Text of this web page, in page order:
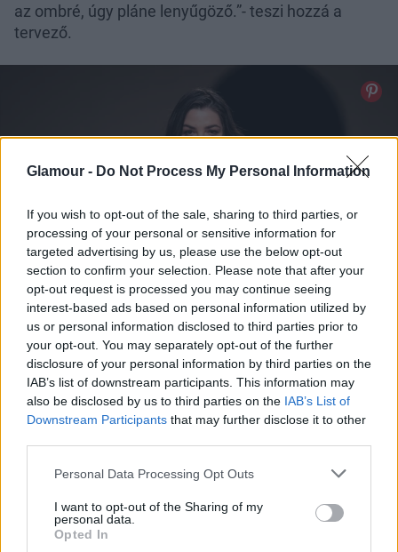
Glamour - Do Not Process My Personal Information
If you wish to opt-out of the sale, sharing to third parties, or
processing of your personal or sensitive information for
targeted advertising by us, please use the below opt-out
section to confirm your selection. Please note that after your
opt-out request is processed you may continue seeing
interest-based ads based on personal information utilized by
us or personal information disclosed to third parties prior to
your opt-out. You may separately opt-out of the further
disclosure of your personal information by third parties on the
IAB’s list of downstream participants. This information may
also be disclosed by us to third parties on the IAB’s List of
Downstream Participants that may further disclose it to other
Please note that this website/app uses one or more Google
not limited to your visit or usage behaviour. You may click to
grant or deny consent to Google and its third-party tags to
use your data for below specified purposes in below Google
Personal Data Processing Opt Outs
I want to opt-out of the Sharing of my
personal data.
Opted In
az ombré, úgy pláne lenyűgöző.”- teszi hozzá a
tervező.